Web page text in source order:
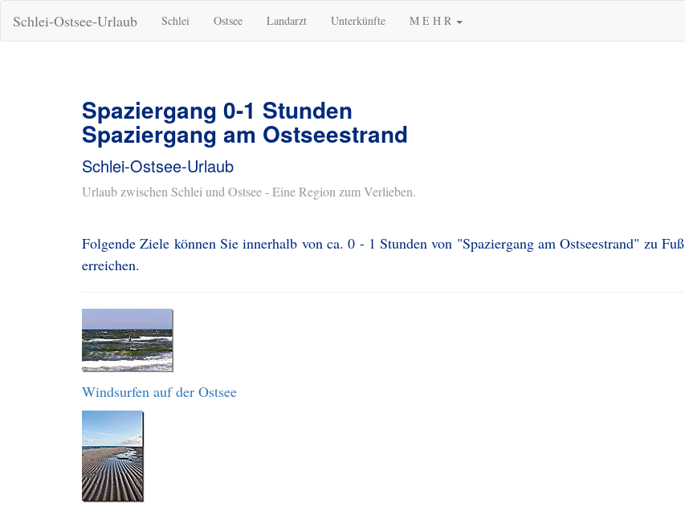
Schlei-Ostsee-Urlaub Schlei Ostsee Landarzt Unterkünfte M E H R
Spaziergang 0-1 Stunden
Spaziergang am Ostseestrand
Schlei-Ostsee-Urlaub
Urlaub zwischen Schlei und Ostsee - Eine Region zum Verlieben.
Folgende Ziele können Sie innerhalb von ca. 0 - 1 Stunden von "Spaziergang am Ostseestrand" zu Fuß
erreichen.
Windsurfen auf der Ostsee